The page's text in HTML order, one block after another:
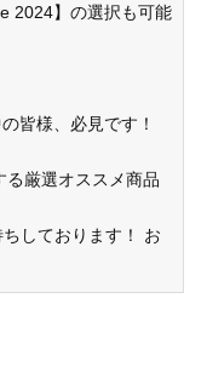
2024】の選択も可能
皆様、必見です！
厳選オススメ商品
しております！ お